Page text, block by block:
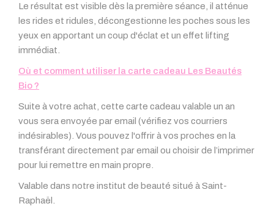
Le résultat est visible dès la première séance, il atténue
les rides et ridules, décongestionne les poches sous les
yeux en apportant un coup d'éclat et un effet lifting
immédiat.
Où et comment utiliser la carte cadeau Les Beautés
Bio ?
Suite à votre achat, cette carte cadeau valable un an
vous sera envoyée par email (vérifiez vos courriers
indésirables). Vous pouvez l'offrir à vos proches en la
transférant directement par email ou choisir de l’imprimer
pour lui remettre en main propre.
Valable dans notre institut de beauté situé à Saint-
Raphaël.